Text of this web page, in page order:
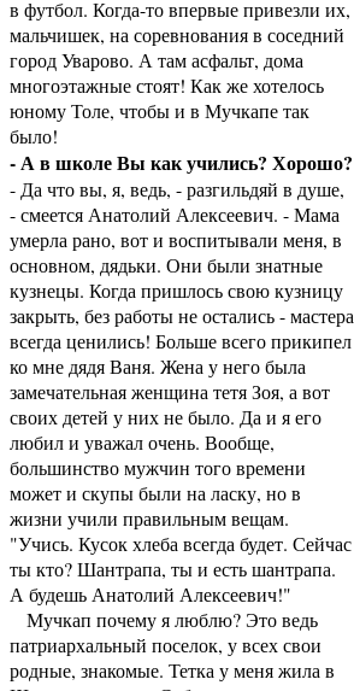
в футбол. Когда-то впервые привезли их,
мальчишек, на соревнования в соседний
город Уварово. А там асфальт, дома
многоэтажные стоят! Как же хотелось
юному Толе, чтобы и в Мучкапе так
было!
- А в школе Вы как учились? Хорошо?
- Да что вы, я, ведь, - разгильдяй в душе,
- смеется Анатолий Алексеевич. - Мама
умерла рано, вот и воспитывали меня, в
основном, дядьки. Они были знатные
кузнецы. Когда пришлось свою кузницу
закрыть, без работы не остались - мастера
всегда ценились! Больше всего прикипел
ко мне дядя Ваня. Жена у него была
замечательная женщина тетя Зоя, а вот
своих детей у них не было. Да и я его
любил и уважал очень. Вообще,
большинство мужчин того времени
может и скупы были на ласку, но в
жизни учили правильным вещам.
"Учись. Кусок хлеба всегда будет. Сейчас
ты кто? Шантрапа, ты и есть шантрапа.
А будешь Анатолий Алексеевич!"
Мучкап почему я люблю? Это ведь
патриархальный поселок, у всех свои
родные, знакомые. Тетка у меня жила в